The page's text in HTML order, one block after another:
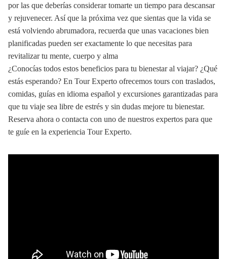
por las que deberías considerar tomarte un tiempo para descansar
y rejuvenecer. Así que la próxima vez que sientas que la vida se
está volviendo abrumadora, recuerda que unas vacaciones bien
planificadas pueden ser exactamente lo que necesitas para
revitalizar tu mente, cuerpo y alma
¿Conocías todos estos beneficios para tu bienestar al viajar? ¿Qué
estás esperando? En Tour Experto ofrecemos tours con traslados,
comidas, guías en idioma español y excursiones garantizadas para
que tu viaje sea libre de estrés y sin dudas mejore tu bienestar.
Reserva ahora o contacta con uno de nuestros expertos para que
te guíe en la experiencia Tour Experto.